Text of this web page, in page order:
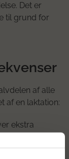
Det er
til grund for
af alle
af en laktation:
ekstra
som skal